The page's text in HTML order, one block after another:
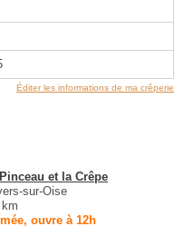
Éditer les informations de ma crêperie
et la Crêpe
sur-Oise
ouvre à 12h